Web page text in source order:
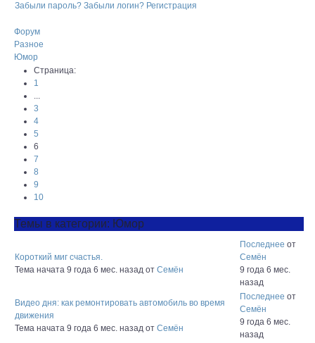
Забыли пароль? Забыли логин? Регистрация
Форум
Разное
Юмор
Страница:
1
...
3
4
5
6
7
8
9
10
Темы в категории: Юмор
Короткий миг счастья.
Тема начата 9 года 6 мес. назад от Семён
Последнее от
Семён
9 года 6 мес.
назад
Видео дня: как ремонтировать автомобиль во время
движения
Тема начата 9 года 6 мес. назад от Семён
Последнее от
Семён
9 года 6 мес.
назад